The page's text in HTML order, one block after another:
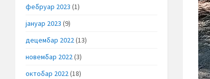
фебруар 2023 (1)
јануар 2023 (9)
децембар 2022(13)
новембар 2022(3)
октобар 2022(18)